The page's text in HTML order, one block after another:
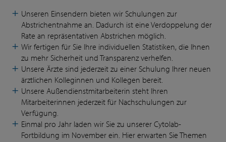
Unseren Einsendern bieten wir Schulungen zur
Abstrichentnahme an. Dadurch ist eine Verdoppelung der
Rate an repräsentativen Abstrichen möglich.
Wir fertigen für Sie Ihre individuellen Statistiken, die Ihnen
zu mehr Sicherheit und Transparenz verhelfen.
Unsere Ärzte sind jederzeit zu einer Schulung Ihrer neuen
ärztlichen Kolleginnen und Kollegen bereit.
Unsere Außendienstmitarbeiterin steht Ihren
Mitarbeiterinnen jederzeit für Nachschulungen zur
Verfügung.
Einmal pro Jahr laden wir Sie zu unserer Cytolab-
Fortbildung im November ein. Hier erwarten Sie Themen